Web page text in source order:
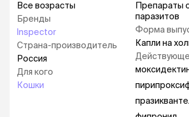
Все возрасты
Бренды
Inspector
Страна-производитель
Россия
Для кого
Кошки
Препараты
паразитов
Форма
Капли на